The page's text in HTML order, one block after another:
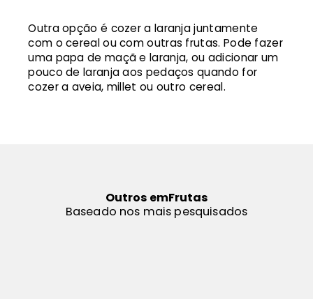
Outra opção é cozer a laranja juntamente
com o cereal ou com outras frutas. Pode fazer
uma papa de maçã e laranja, ou adicionar um
pouco de laranja aos pedaços quando for
cozer a aveia, millet ou outro cereal.
Outros emFrutas
Baseado nos mais pesquisados